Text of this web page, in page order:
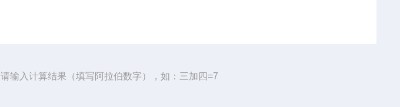
请输入计算结果（填写阿拉伯数字），如：三加四=7